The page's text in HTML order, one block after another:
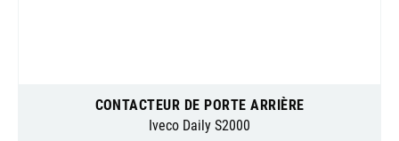
CONTACTEUR DE PORTE ARRIÈRE
Iveco Daily S2000